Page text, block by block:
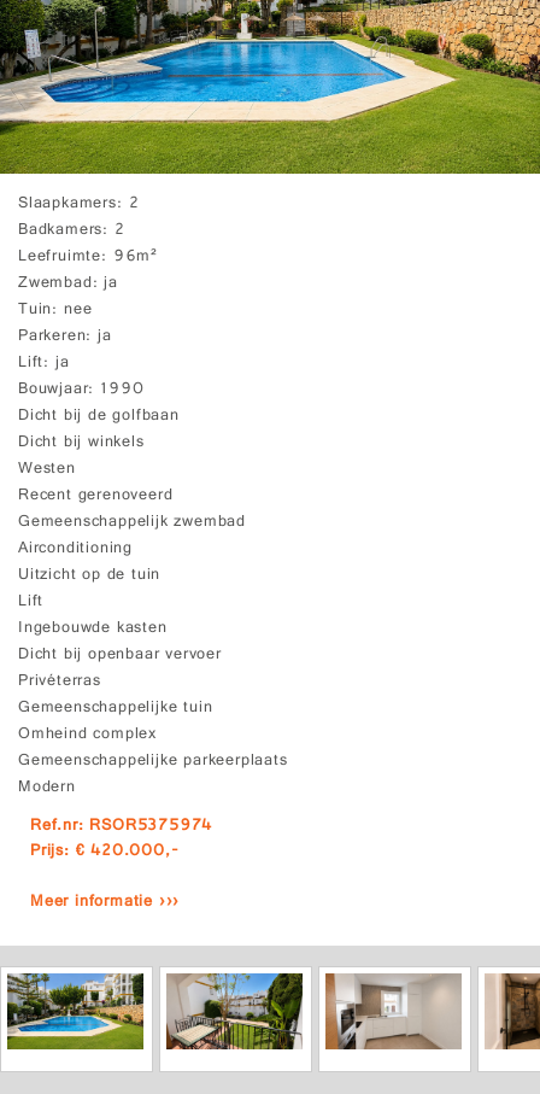
Slaapkamers 2
Badkamers 2
Leefruimte 96m²
Zwembad ja
Tuin nee
Parkeren ja
Lift ja
Bouwjaar 1990
Dicht bij de golfbaan
Dicht bij winkels
Westen
Recent gerenoveerd
Gemeenschappelijk zwembad
Airconditioning
Uitzicht op de tuin
Lift
Ingebouwde kasten
Dicht bij openbaar vervoer
Privéterras
Gemeenschappelijke tuin
Omheind complex
Gemeenschappelijke parkeerplaats
Modern
Ref.nr: RSOR5375974
Prijs: € 420.000,-
Meer informatie ›››